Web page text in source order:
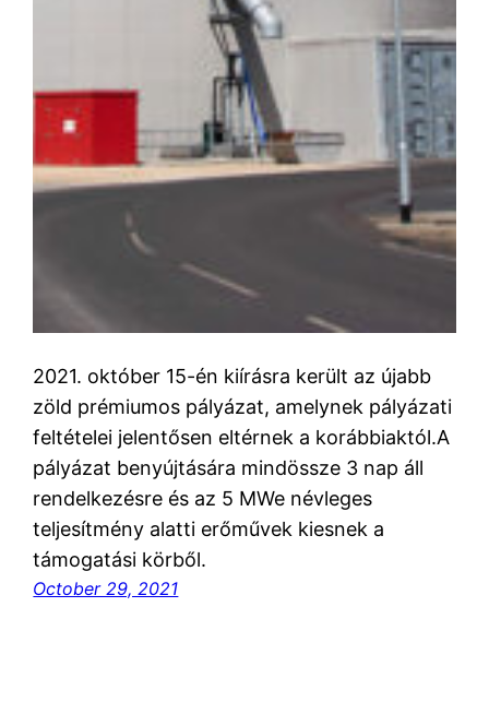
2021. október 15-én kiírásra került az újabb
zöld prémiumos pályázat, amelynek pályázati
feltételei jelentősen eltérnek a korábbiaktól.A
pályázat benyújtására mindössze 3 nap áll
rendelkezésre és az 5 MWe névleges
teljesítmény alatti erőművek kiesnek a
támogatási körből.
October 29, 2021